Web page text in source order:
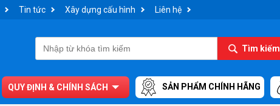
Tin tức Xây dựng cấu hình Liên hệ
Tìm kiếm
QUY ĐỊNH & CHÍNH SÁCH SẢN PHẨM CHÍNH HÃNG